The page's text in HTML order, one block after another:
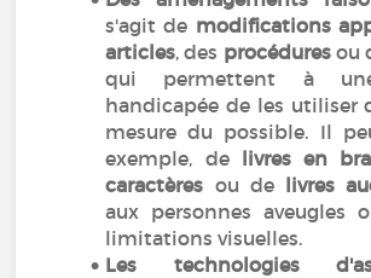
s'agit de modifications
articles, des procédures ou
qui permettent à
handicapée de les utiliser
mesure du possible. Il
exemple, de livres en
caractères ou de livres
aux personnes aveugles
limitations visuelles.
Les technologies